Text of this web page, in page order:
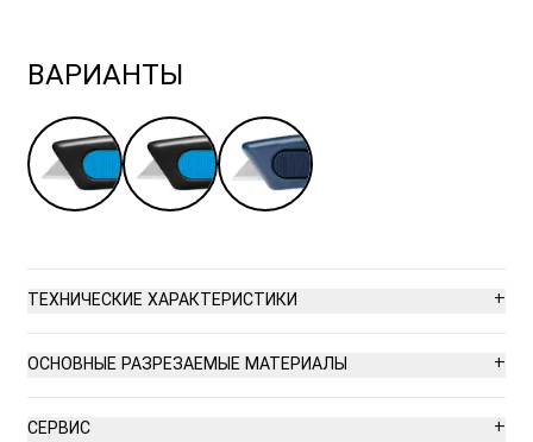
ВАРИАНТЫ
ТЕХНИЧЕСКИЕ ХАРАКТЕРИСТИКИ +
Высокая безопасность
Без возможности смены лезвия
ОСНОВНЫЕ РАЗРЕЗАЕМЫЕ МАТЕРИАЛЫ +
Картонаж до 2 слоев
СЕРВИС +